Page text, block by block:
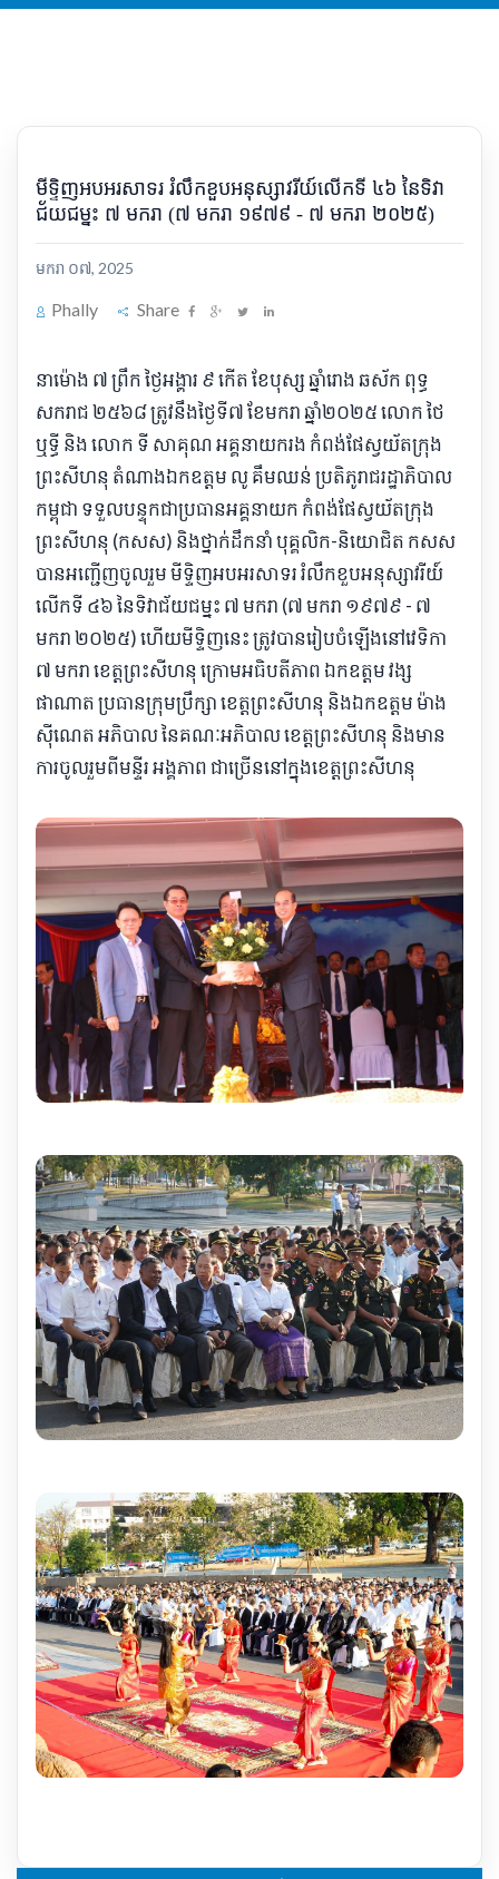
មីទ្ទិញអបអរសាទរ រំលឹកខួបអនុស្សាវរីយ៍លើកទី ៤៦ នៃទិវា
ជ័យជម្នះ ៧ មករា (៧ មករា ១៩៧៩ - ៧ មករា ២០២៥)
មករា ០៧, 2025
Phally Share
នាម៉ោង ៧ ព្រឹក ថ្ងៃអង្គារ ៩ កើត ខែបុស្ស ឆ្នាំរោង ឆស័ក ពុទ្ធ
សករាជ ២៥៦៨ ត្រូវនឹងថ្ងៃទី៧ ខែមករា ឆ្នាំ២០២៥ លោក ថៃ
ឬទ្ធី និង លោក ទី សាគុណ អគ្គនាយករង កំពង់ផែស្វយ័តក្រុង
ព្រះសីហនុ តំណាងឯកឧត្តម លូ គឹមឈន់ ប្រតិភូរាជរដ្ឋាភិបាល
កម្ពុជា ទទួលបន្ទុកជាប្រធានអគ្គនាយក កំពង់ផែស្វយ័តក្រុង
ព្រះសីហនុ (កសស) និងថ្នាក់ដឹកនាំ បុគ្គលិក-និយោជិត កសស
បានអញ្ជើញចូលរួម មីទ្ទិញអបអរសាទរ រំលឹកខួបអនុស្សាវរីយ៍
លើកទី ៤៦ នៃទិវាជ័យជម្នះ ៧ មករា (៧ មករា ១៩៧៩ - ៧
មករា ២០២៥) ហើយមីទ្ទិញនេះ ត្រូវបានរៀបចំឡើងនៅវេទិកា
៧ មករា ខេត្តព្រះសីហនុ ក្រោមអធិបតីភាព ឯកឧត្តម វង្ស
ផាណាត ប្រធានក្រុមប្រឹក្សា ខេត្តព្រះសីហនុ និងឯកឧត្តម ម៉ាង
ស៊ីណេត អភិបាល នៃគណៈអភិបាល ខេត្តព្រះសីហនុ និងមាន
ការចូលរួមពីមន្ទីរ អង្គភាព ជាច្រើននៅក្នុងខេត្តព្រះសីហនុ